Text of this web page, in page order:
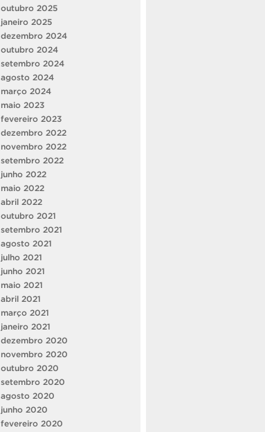
outubro 2025
janeiro 2025
dezembro 2024
outubro 2024
setembro 2024
agosto 2024
março 2024
maio 2023
fevereiro 2023
dezembro 2022
novembro 2022
setembro 2022
junho 2022
maio 2022
abril 2022
outubro 2021
setembro 2021
agosto 2021
julho 2021
junho 2021
maio 2021
abril 2021
março 2021
janeiro 2021
dezembro 2020
novembro 2020
outubro 2020
setembro 2020
agosto 2020
junho 2020
fevereiro 2020